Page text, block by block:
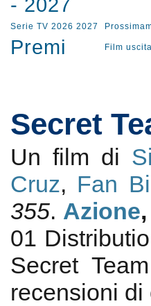
- 2027
Serie TV 2026 2027
Premi Film uscita
Secret
Un film di
Cruz, Fan
355. Azione,
01
Secret
recensioni